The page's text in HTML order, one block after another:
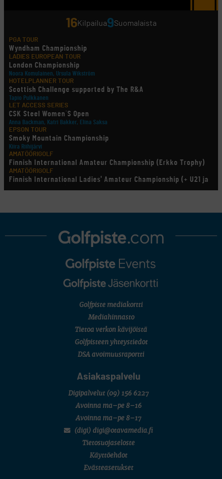
16Kilpailua9Suomalaista
PGA TOUR
Wyndham Championship
LADIES EUROPEAN TOUR
London Championship
Noora Komulainen, Ursula Wikström
HOTELPLANNER TOUR
Scottish Challenge supported by The R&A
Tapio Pulkkanen
LET ACCESS SERIES
CSK Steel Women´S Open
Anna Backman, Katri Bakker, Elina Saksa
EPSON TOUR
Smoky Mountain Championship
Kiira Riihijärvi
AMATÖÖRIGOLF
Finnish International Amateur Championship (Erkko Trophy)
AMATÖÖRIGOLF
Finnish International Ladies' Amateur Championship (+ U21 ja
U18/FJT/Aulanko)
LEGENDS TOUR
U.S. Women's Amateur Championship
English Boys' (U14) Open Amateur Stroke Play Championship
Eeli Krankka, Lionel Mutikainen
Kivitippu Classic Invitational 2026
SM-reikäpeli (M50/Kymen Golf)
7 (U18 ja U21/pojat/Tahko)
Golfpiste mediakortti
Mediahinnasto
Tietoa verkon kävijöistä
Golfpisteen yhteystiedot
DSA avoimuusraportti
Asiakaspalvelu
Digipalvelut (09) 156 6227
Avoinna ma–pe 8–16
Avoinna ma–pe 8–17
(digi) digi@otavamedia.fi
Tietosuojaseloste
Käyttöehdot
Evästeasetukset